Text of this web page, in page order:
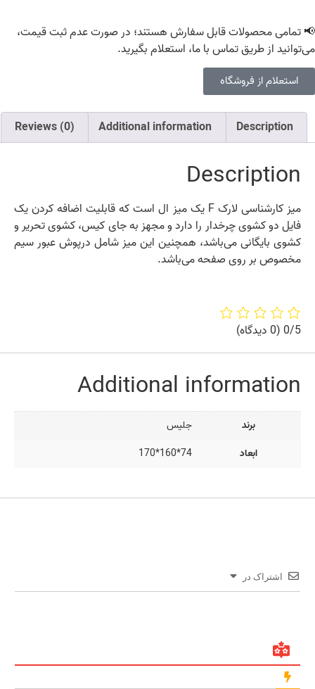
📢 تمامی محصولات قابل سفارش هستند؛ در صورت عدم ثبت قیمت،
می‌توانید از طریق تماس با ما، استعلام بگیرید.
استعلام از فروشگاه
Description
Additional information
Reviews (0)
Description
میز کارشناسی لارک F یک میز ال است که قابلیت اضافه کردن یک
فایل دو کشوی چرخدار را دارد و مجهز به جای کیس، کشوی تحریر و
کشوی بایگانی می‌باشد، همچنین این میز شامل درپوش عبور سیم
مخصوص بر روی صفحه می‌باشد.
0/5 (0 دیدگاه)
Additional information
برند
جلیس
ابعاد
74*160*170
اشتراک در